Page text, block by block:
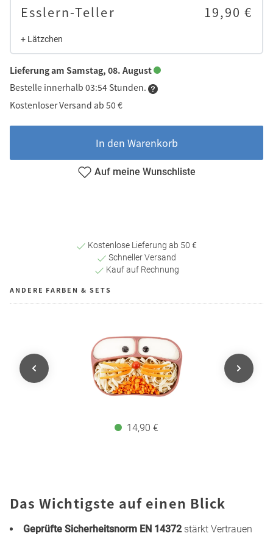
Esslern-Teller
+ Lätzchen
19,90 €
Lieferung am Samstag, 08. August
Bestelle innerhalb 03:54 Stunden.
Kostenloser Versand ab 50 €
In den Warenkorb
Auf meine Wunschliste
Kostenlose Lieferung ab 50 €
Schneller Versand
Kauf auf Rechnung
ANDERE FARBEN & SETS
14,90 €
Das Wichtigste auf einen Blick
Geprüfte Sicherheitsnorm EN 14372stärkt Vertrauen